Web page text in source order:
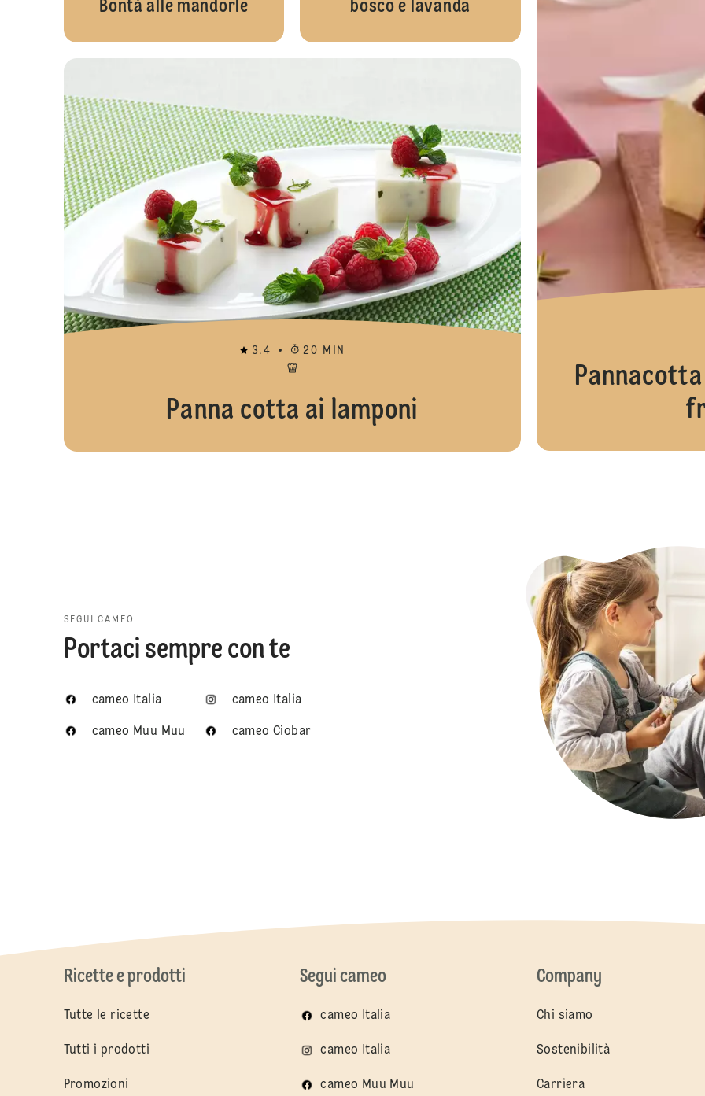
Bontà alle mandorle
bosco e lavanda
3.4 20 MIN
Panna cotta ai lamponi
SEGUI CAMEO
Portaci sempre con te
cameo Italia cameo Italia
cameo Muu Muu cameo Ciobar
Ricette e prodotti Segui cameo Company
Tutte le ricette
Tutti i prodotti
Promozioni
cameo Italia
cameo Italia
cameo Muu Muu
Chi siamo
Sostenibilità
Carriera